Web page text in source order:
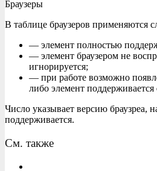
Браузеры
В таблице браузеров применяются
— элемент полностью
— элемент браузером не
игнорируется;
— при работе возможно
либо элемент поддерживается
Число указывает версию браузреа,
поддерживается.
См. также